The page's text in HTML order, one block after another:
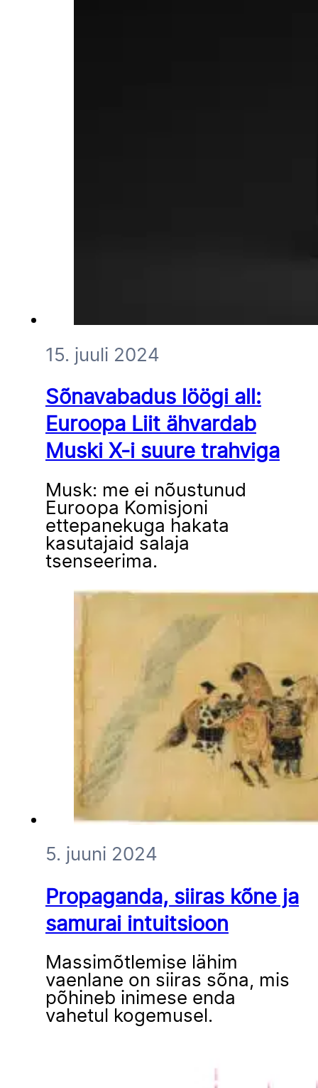
15. juuli 2024
Sõnavabadus löögi all:
Euroopa Liit ähvardab
Muski X-i suure trahviga
Musk: me ei nõustunud
Euroopa Komisjoni
ettepanekuga hakata
kasutajaid salaja
tsenseerima.
5. juuni 2024
Propaganda, siiras kõne ja
samurai intuitsioon
Massimõtlemise lähim
vaenlane on siiras sõna, mis
põhineb inimese enda
vahetul kogemusel.